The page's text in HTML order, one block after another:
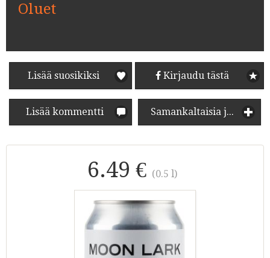
Oluet
Lisää suosikiksi Kirjaudu tästä
Lisää kommentti Samankaltaisia juomia
6.49 € (0.5 l)